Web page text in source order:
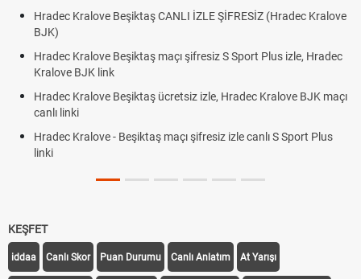
Kralove Beşiktaş CANLI İZLE ŞİFRESİZ (Hradec Kralove
Kralove Beşiktaş maçı şifresiz S Sport Plus izle, Hradec
BJK link
Kralove Beşiktaş ücretsiz izle, Hradec Kralove BJK maçı
Kralove - Beşiktaş maçı şifresiz izle canlı S Sport Plus
Trivela
KEŞFET
iddaa Canlı Skor Puan Durumu Canlı Anlatım At Yarışı